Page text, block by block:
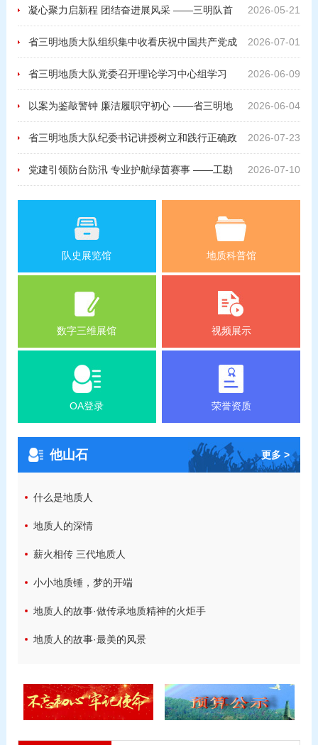
2026-05-21
凝心聚力启新程 团结奋进展风采 ——三明队首
届职工趣味运动会燃情开赛 2026-07-01
省三明地质大队组织集中收看庆祝中国共产党成
立105周年大会盛况 2026-06-09
省三明地质大队党委召开理论学习中心组学习
（扩大）会议 2026-06-04
以案为鉴敲警钟 廉洁履职守初心 ——省三明地
质大队开展廉政警示教育活动 2026-07-23
省三明地质大队纪委书记讲授树立和践行正确政
绩观学习教育专题党课 2026-07-10
党建引领防台防汛 专业护航绿茵赛事 ——工勘
院党支部开展台风前期地灾应急排查主题党日活动
队史展览馆 地质科普馆
数字三维展馆 视频展示
OA登录 荣誉资质
更多 >
他山石
什么是地质人
地质人的深情
薪火相传 三代地质人
小小地质锤，梦的开端
地质人的故事·做传承地质精神的火炬手
地质人的故事·最美的风景